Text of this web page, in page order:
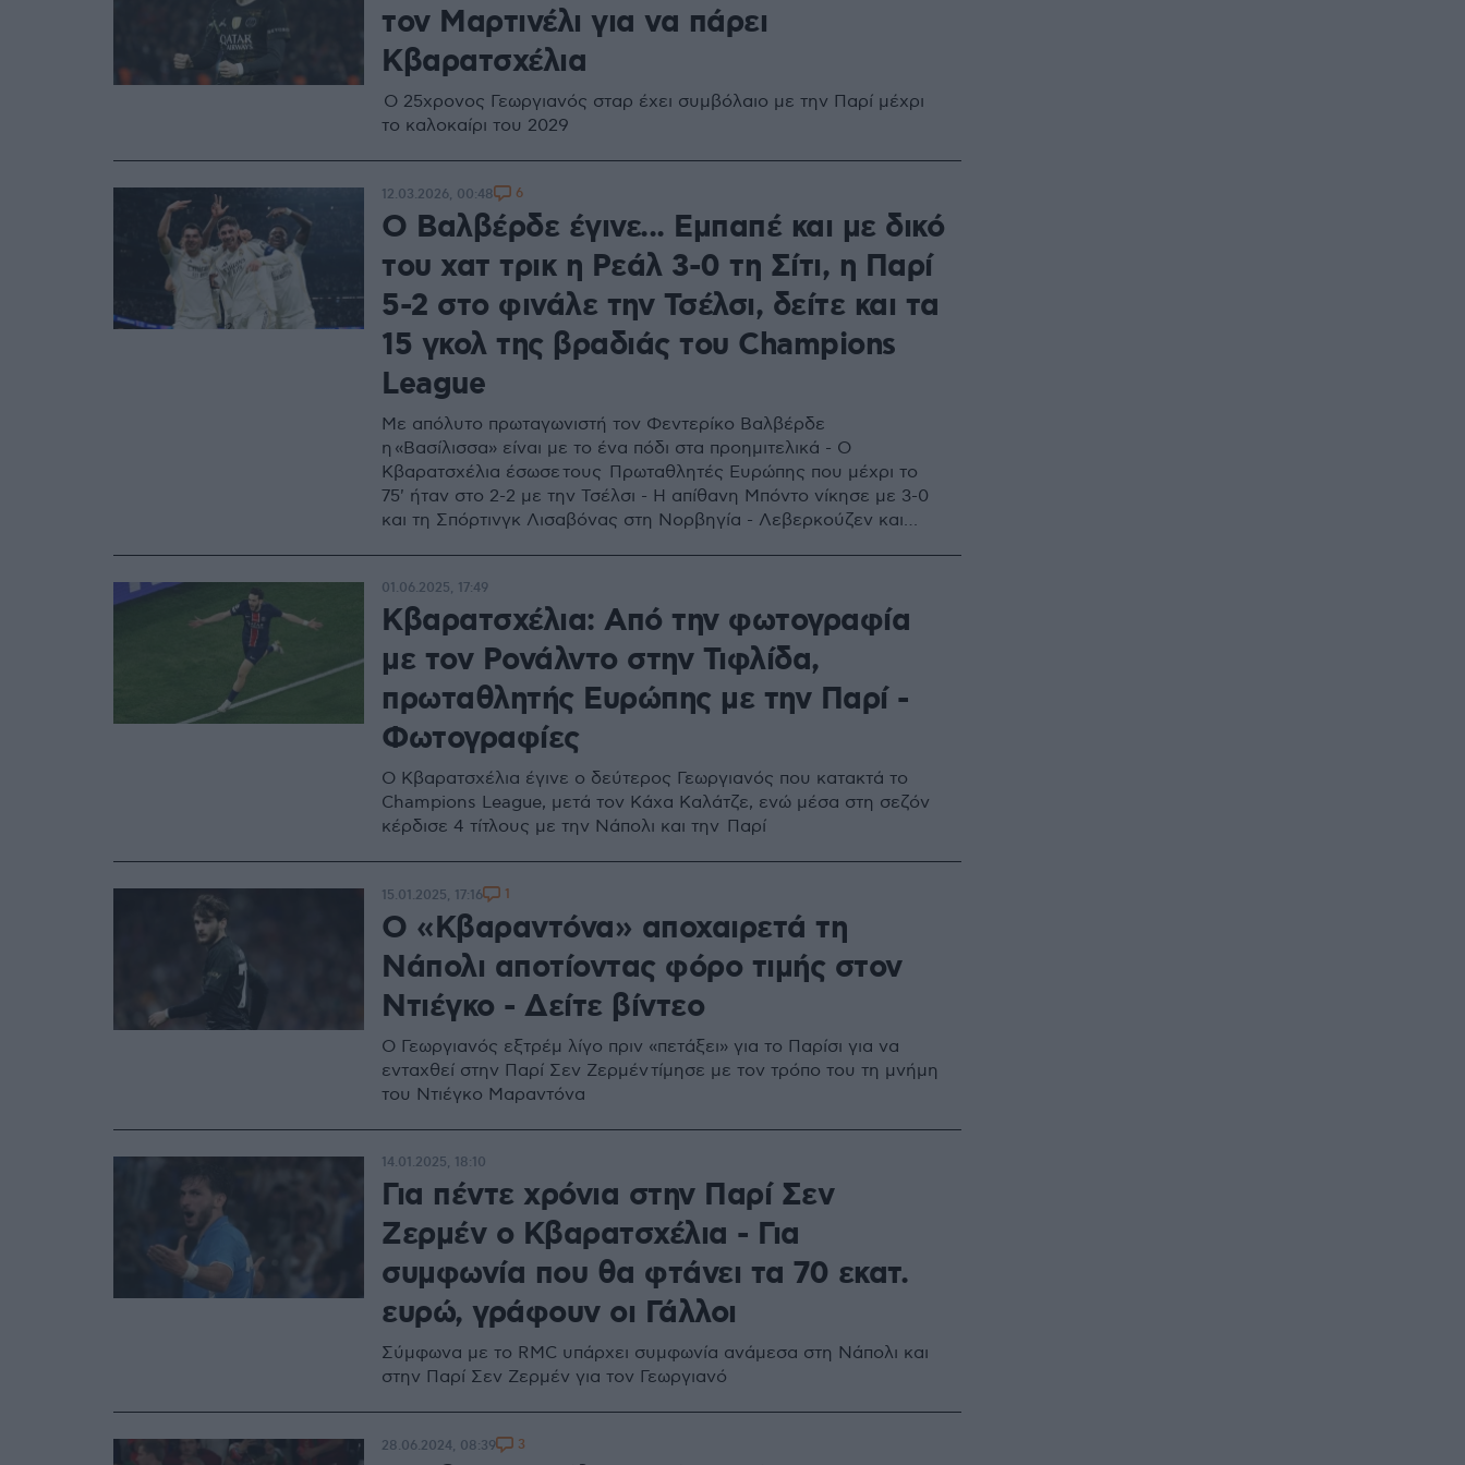
τον Μαρτινέλι για να πάρει
Κβαρατσχέλια
Ο 25χρονος Γεωργιανός σταρ έχει συμβόλαιο με την Παρί μέχρι
το καλοκαίρι του 2029
Ο Βαλβέρδε έγινε... Εμπαπέ και με δικό
του χατ τρικ η Ρεάλ 3-0 τη Σίτι, η Παρί
5-2 στο φινάλε την Τσέλσι, δείτε και τα
15 γκολ της βραδιάς του Champions
League
Με απόλυτο πρωταγωνιστή τον Φεντερίκο Βαλβέρδε
η «Βασίλισσα» είναι με το ένα πόδι στα προημιτελικά - Ο
Κβαρατσχέλια έσωσε τους Πρωταθλητές Ευρώπης που μέχρι το
75' ήταν στο 2-2 με την Τσέλσι - Η απίθανη Μπόντο νίκησε με 3-0
και τη Σπόρτινγκ Λισαβόνας στη Νορβηγία - Λεβερκούζεν και
12.03.2026, 00:48 6
Κβαρατσχέλια: Από την φωτογραφία
με τον Ρονάλντο στην Τιφλίδα,
πρωταθλητής Ευρώπης με την Παρί -
Φωτογραφίες
Ο Κβαρατσχέλια έγινε ο δεύτερος Γεωργιανός που κατακτά το
Champions League, μετά τον Κάχα Καλάτζε, ενώ μέσα στη σεζόν
κέρδισε 4 τίτλους με την Νάπολι και την Παρί
01.06.2025, 17:49
Ο «Κβαραντόνα» αποχαιρετά τη
Νάπολι αποτίοντας φόρο τιμής στον
Ντιέγκο - Δείτε βίντεο
Ο Γεωργιανός εξτρέμ λίγο πριν «πετάξει» για το Παρίσι για να
ενταχθεί στην Παρί Σεν Ζερμέν τίμησε με τον τρόπο του τη μνήμη
του Ντιέγκο Μαραντόνα
15.01.2025, 17:16 1
Για πέντε χρόνια στην Παρί Σεν
Ζερμέν ο Κβαρατσχέλια - Για
συμφωνία που θα φτάνει τα 70 εκατ.
ευρώ, γράφουν οι Γάλλοι
Σύμφωνα με το RMC υπάρχει συμφωνία ανάμεσα στη Νάπολι και
στην Παρί Σεν Ζερμέν για τον Γεωργιανό
14.01.2025, 18:10
28.06.2024, 08:39 3